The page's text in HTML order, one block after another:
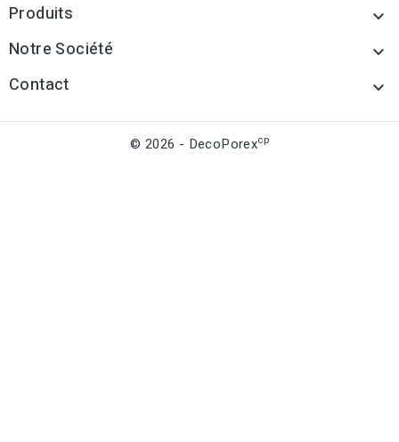
Produits 
Notre Société 
Contact 
© 2026 - DecoPorexcp